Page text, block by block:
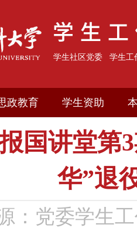
学生社区党委 学生工
政教育 学生资助
国讲堂
华”退
：党委学生